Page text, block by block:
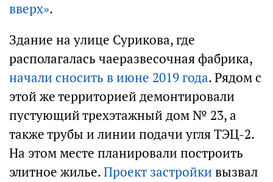
вверх».
Здание на улице Сурикова, где
располагалась чаеразвесочная фабрика,
начали сносить в июне 2019 года. Рядом с
этой же территорией демонтировали
пустующий трехэтажный дом № 23, а
также трубы и линии подачи угля ТЭЦ-2.
На этом месте планировали построить
элитное жилье.Проект застройки вызвал